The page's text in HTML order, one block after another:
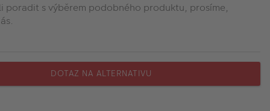
poradit s výběrem podobného produktu, prosíme,
DOTAZ NA ALTERNATIVU